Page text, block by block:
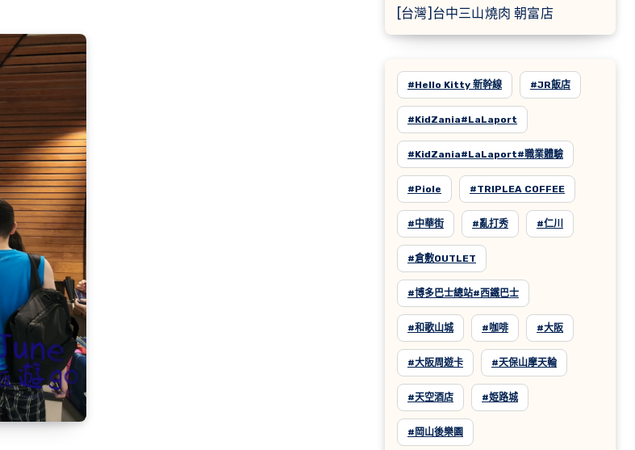
[台灣]台中三山燒肉 朝富店
#Hello Kitty 新幹線 #JR飯店
#KidZania#LaLaport
#KidZania#LaLaport#職業體驗
#Piole #TRIPLEA COFFEE
#中華街 #亂打秀 #仁川
#倉敷OUTLET
#博多巴士總站#西鐵巴士
#和歌山城 #咖啡 #大阪
#大阪周遊卡 #天保山摩天輪
#天空酒店 #姫路城
#岡山後樂園